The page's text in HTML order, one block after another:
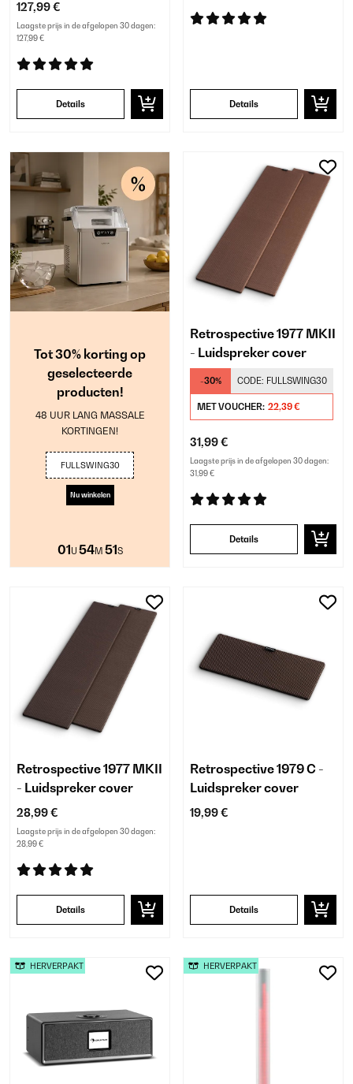
127,99 €
Laagste prijs in de afgelopen 30 dagen:
127,99 €
Details Details
Tot 30% korting op
geselecteerde
producten!
48 UUR LANG MASSALE
KORTINGEN!
FULLSWING30
Nu winkelen
01 U 54M 50S
Retrospective 1977 MKII
- Luidspreker cover
-30% CODE: FULLSWING30
MET VOUCHER: 22,39 €
31,99 €
Laagste prijs in de afgelopen 30 dagen:
31,99 €
Details
Retrospective 1977 MKII
- Luidspreker cover
28,99 €
Laagste prijs in de afgelopen 30 dagen:
28,99 €
Details
Retrospective 1979 C -
Luidspreker cover
19,99 €
Details
HERVERPAKT HERVERPAKT